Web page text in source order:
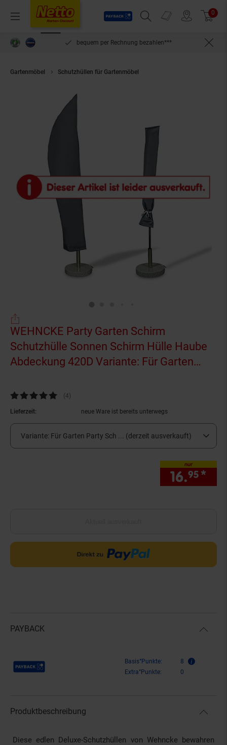
Menü
Payback
Suchfeld einblenden
Prospekte 0
bequem per Rechnung bezahlen***
Gartenmöbel Schutzhüllen für Gartenmöbel
WEHNCKE Party Garten Schirm
Schutzhülle Sonnen Schirm Hülle Haube
Abdeckung 420D Variante: Für Garten
Kundenbewertung: 4,75 von 5 Sternen
(4Kundenbewertungen
)
Lieferzeit: neue Ware ist bereits unterwegs
Variante: Für Garten Party Sch ... (derzeit ausverkauft)
nur
16.95 *
PAYBACK
Payback Punkte Basis°Punkte:
8
Extra°Punkte:
0
Produktbeschreibung
Diese edlen Deluxe-Schutzhüllen von Wehncke bewahren